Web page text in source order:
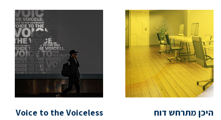
היכן מתרחש דוח
Voice to the Voiceless